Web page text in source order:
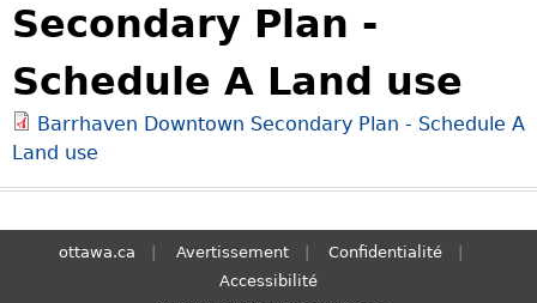
e
y
o
u
r
S
e
Secondary Plan -
Schedule A Land use
Barrhaven Downtown Secondary Plan - Schedule A
Land use
ottawa.ca Avertissement
Confidentialité
Accessibilité